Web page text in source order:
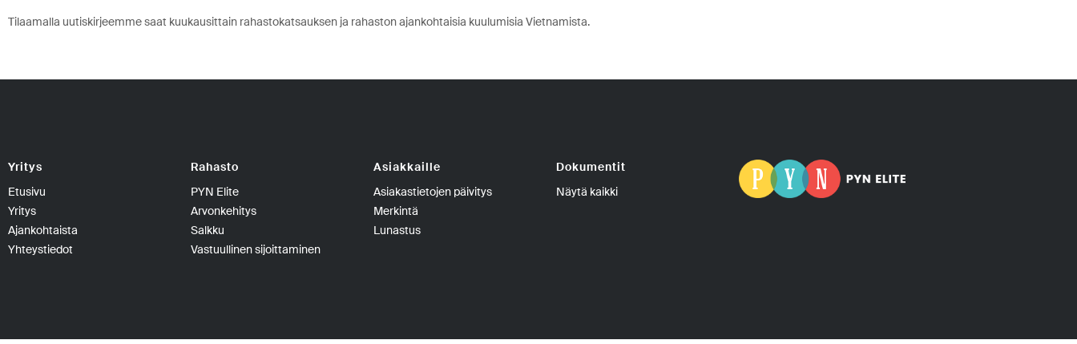
Tilaamalla uutiskirjeemme saat kuukausittain rahastokatsauksen ja rahaston ajankohtaisia kuulumisia Vietnamista.
Yritys
Etusivu
Yritys
Ajankohtaista
Yhteystiedot
Rahasto
PYN Elite
Arvonkehitys
Salkku
Vastuullinen sijoittaminen
Asiakkaille
Asiakastietojen päivitys
Merkintä
Lunastus
Dokumentit
Näytä kaikki